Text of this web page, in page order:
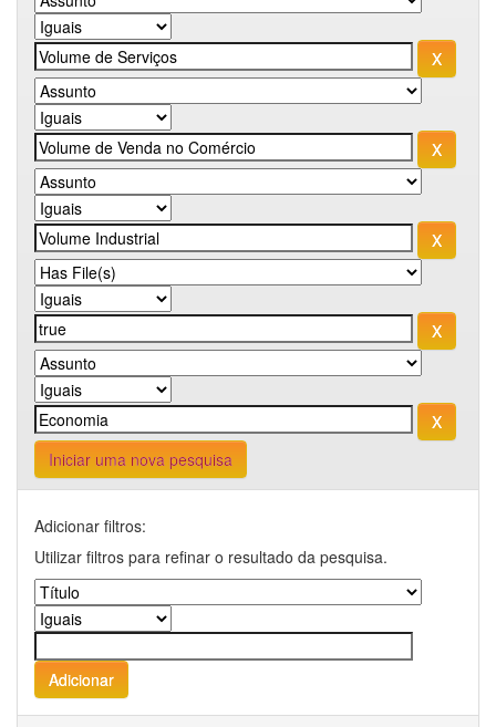
Iniciar uma nova pesquisa
Adicionar filtros:
Utilizar filtros para refinar o resultado da pesquisa.